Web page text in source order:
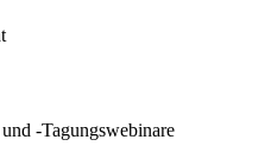
-Tagungswebinare